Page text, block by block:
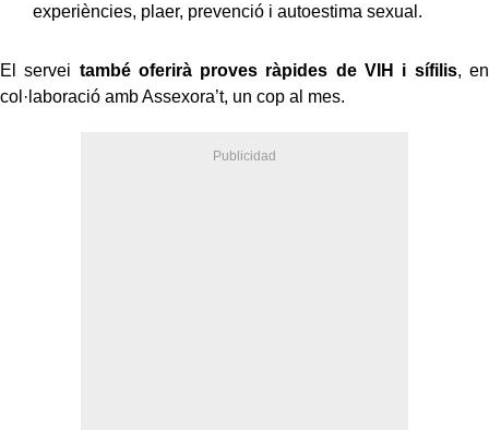
experiències, plaer, prevenció i autoestima sexual.
El servei també oferirà proves ràpides de VIH i sífilis, en
col·laboració amb Assexora’t, un cop al mes.